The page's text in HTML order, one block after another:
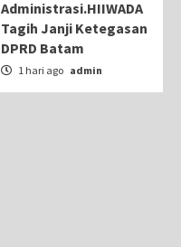
Administrasi.HIIWADA
Tagih Janji Ketegasan
DPRD Batam
1 hari ago admin